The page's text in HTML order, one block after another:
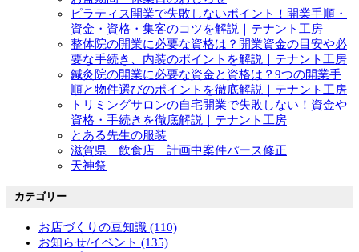
ピラティス開業で失敗しないポイント！開業手順・
資金・資格・集客のコツを解説｜テナント工房
整体院の開業に必要な資格は？開業資金の目安や必
要な手続き、内装のポイントを解説｜テナント工房
鍼灸院の開業に必要な資金と資格は？9つの開業手
順と物件選びのポイントを徹底解説｜テナント工房
トリミングサロンの自宅開業で失敗しない！資金や
資格・手続きを徹底解説｜テナント工房
とある先生の服装
滋賀県 飲食店 計画中案件パース修正
天神祭
カテゴリー
お店づくりの豆知識 (110)
お知らせ/イベント (135)